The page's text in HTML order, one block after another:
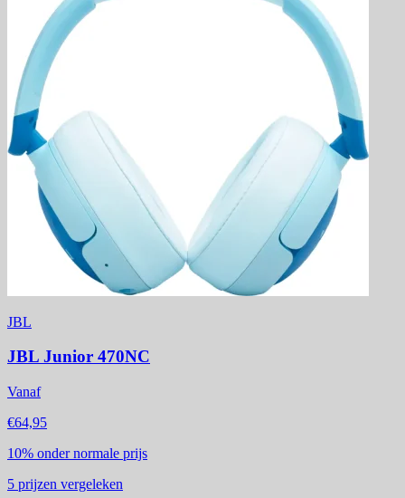
JBL
JBL Junior 470NC
Vanaf
€64,95
10% onder normale prijs
5 prijzen vergeleken